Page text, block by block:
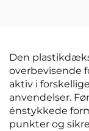
Den
overbevisende
aktiv i
anvendelser.
énstykkede
punkter og